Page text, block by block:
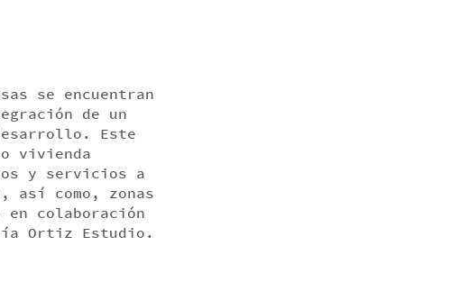
se encuentran
de un
Este
vivienda
y servicios a
como, zonas
colaboración
Ortiz Estudio.